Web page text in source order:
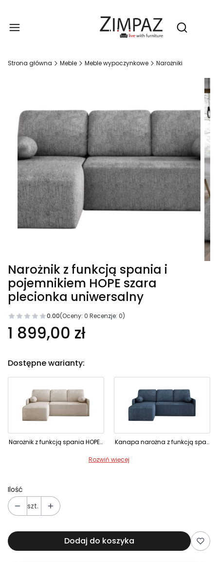
Otwórz
Strona główna Meble Meble wypoczynkowe Narożniki
Narożnik z funkcją spania i
pojemnikiem HOPE szara
plecionka uniwersalny
0.00(Oceny: 0 Recenzje: 0)
1 899,00 zł
Dostępne warianty:
Narożnik z funkcją spania HOPE beżowa plecionka obustronny na sprężynach Kanapa narożna z funkcją spania HOPE granatowa plecionka obustronny
Rozwiń więcej
Ilość
szt.
Dodaj do koszyka